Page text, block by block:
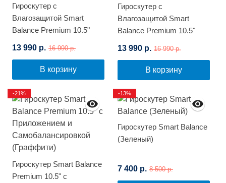
Гироскутер с
Влагозащитой Smart
Balance Premium 10.5"
13 990 р. 16 990 р.
В корзину
Гироскутер с
Влагозащитой Smart
Balance Premium 10.5"
13 990 р. 16 990 р.
В корзину
Гироскутер Smart Balance
Premium 10.5" с
-21%
Гироскутер Smart Balance
(Зеленый)
7 400 р. 8 500 р.
-13%